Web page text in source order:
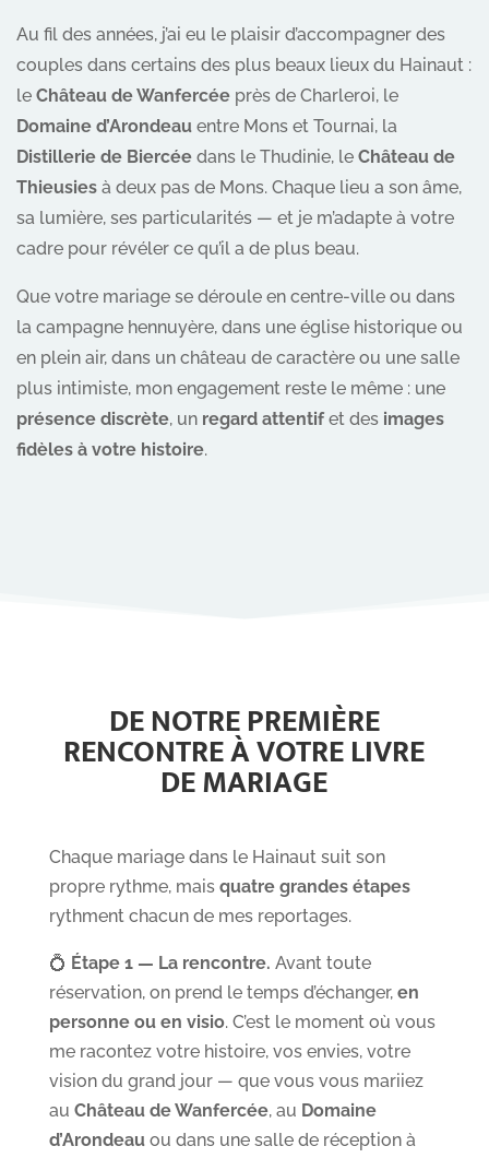
Au fil des années, j’ai eu le plaisir d’accompagner des
couples dans certains des plus beaux lieux du Hainaut :
le Château de Wanfercée près de Charleroi, le
Domaine d’Arondeau entre Mons et Tournai, la
Distillerie de Biercée dans le Thudinie, le Château de
Thieusies à deux pas de Mons. Chaque lieu a son âme,
sa lumière, ses particularités — et je m’adapte à votre
cadre pour révéler ce qu’il a de plus beau.
Que votre mariage se déroule en centre-ville ou dans
la campagne hennuyère, dans une église historique ou
en plein air, dans un château de caractère ou une salle
plus intimiste, mon engagement reste le même : une
présence discrète, un regard attentifet des images
fidèles à votre histoire.
DE NOTRE PREMIÈRE
RENCONTRE À VOTRE LIVRE
DE MARIAGE
Chaque mariage dans le Hainaut suit son
propre rythme, mais quatre grandes étapes
rythment chacun de mes reportages.
💍 Étape 1 — La rencontre. Avant toute
réservation, on prend le temps d’échanger, en
personne ou en visio. C’est le moment où vous
me racontez votre histoire, vos envies, votre
vision du grand jour — que vous vous mariiez
au Château de Wanfercée, au Domaine
d’Arondeauou dans une salle de réception à